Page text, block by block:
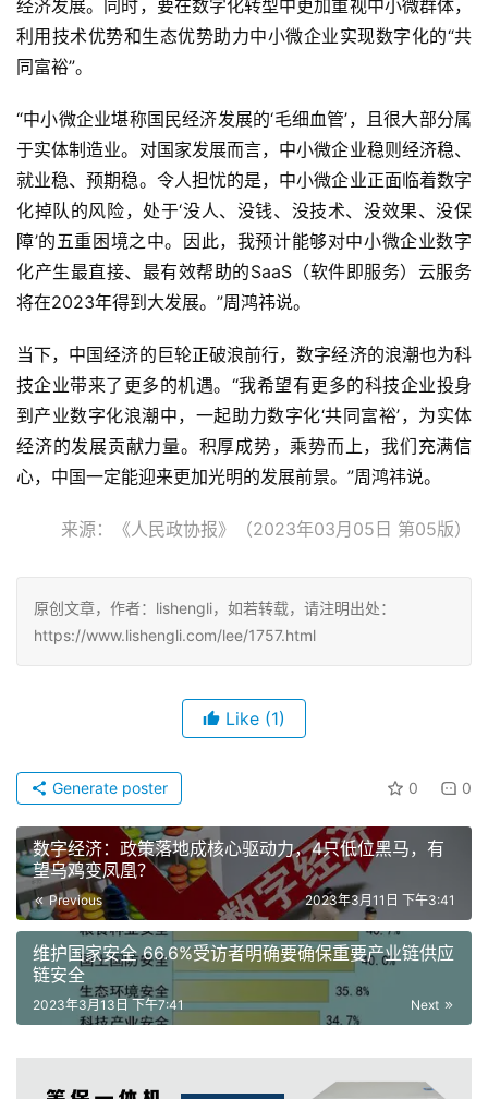
经济发展。同时，要在数字化转型中更加重视中小微群体，
利用技术优势和生态优势助力中小微企业实现数字化的“共
同富裕”。
“中小微企业堪称国民经济发展的‘毛细血管’，且很大部分属
于实体制造业。对国家发展而言，中小微企业稳则经济稳、
就业稳、预期稳。令人担忧的是，中小微企业正面临着数字
化掉队的风险，处于‘没人、没钱、没技术、没效果、没保
障’的五重困境之中。因此，我预计能够对中小微企业数字
化产生最直接、最有效帮助的SaaS（软件即服务）云服务
将在2023年得到大发展。”周鸿祎说。
当下，中国经济的巨轮正破浪前行，数字经济的浪潮也为科
技企业带来了更多的机遇。“我希望有更多的科技企业投身
到产业数字化浪潮中，一起助力数字化‘共同富裕’，为实体
经济的发展贡献力量。积厚成势，乘势而上，我们充满信
心，中国一定能迎来更加光明的发展前景。”周鸿祎说。
来源：《人民政协报》（2023年03月05日 第05版）
原创文章，作者：lishengli，如若转载，请注明出处：
https://www.lishengli.com/lee/1757.html
Like (1)
0 0
Generate poster
数字经济：政策落地成核心驱动力，4只低位黑马，有
望乌鸡变凤凰？
Previous 2023年3月11日 下午3:41
维护国家安全 66.6%受访者明确要确保重要产业链供应
链安全
Next
2023年3月13日 下午7:41